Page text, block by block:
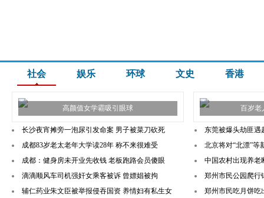
社会 娱乐 环球 文史 香港
高颜值女学霸吸引眼球 百岁老
长沙夜宵摊旁一泡尿引发命案 男子被菜刀砍死
成都83岁老太老年大学读28年 称不来很难受
成都：健身房未开业先收钱 老板跑路会员傻眼
滴滴顺风车司机强奸女乘客被诉 曾嫖娼被拘
辅仁药业朱文臣被举报侵吞国资 养情妇有私生女
东莞被爆头劫匪遇
北京将对“北漂”等
中国农村出现养老
郑州市民公园爬行
郑州市民吃月饼吃